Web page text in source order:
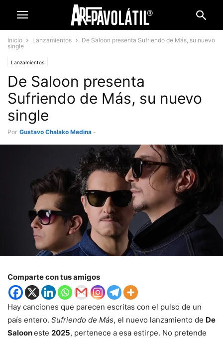
Inicio Lanzamientos
De Saloon presenta Sufriendo de Más, su nuevo
single
Lanzamientos
De Saloon presenta
Sufriendo de Más, su nuevo
single
Por Gustavo Chalako Medina -
Comparte con tus amigos
Hay canciones que parecen escritas con el pulso de un
país entero. Sufriendo de Más, el nuevo lanzamiento de De
Salooneste 2025, pertenece a esa estirpe. No pretende